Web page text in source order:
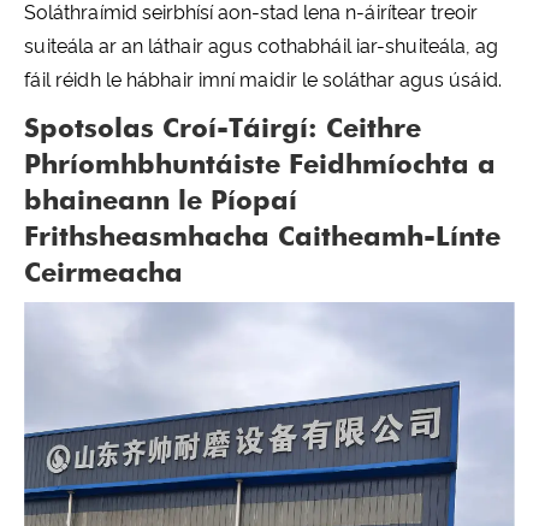
Soláthraímid seirbhísí aon-stad lena n-áirítear treoir
suiteála ar an láthair agus cothabháil iar-shuiteála, ag
fáil réidh le hábhair imní maidir le soláthar agus úsáid.
Spotsolas Croí-Táirgí: Ceithre
Phríomhbhuntáiste Feidhmíochta a
bhaineann le Píopaí
Frithsheasmhacha Caitheamh-Línte
Ceirmeacha